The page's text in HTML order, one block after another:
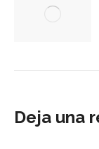
Deja una